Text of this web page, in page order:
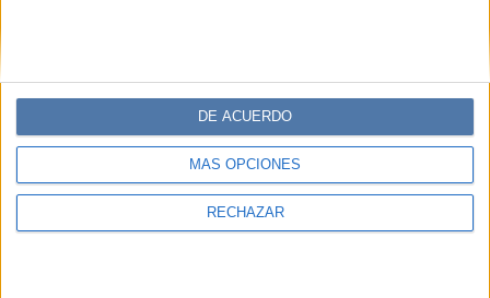
MÁS OPCIONES
RECHAZAR
DE ACUERDO
tu look.